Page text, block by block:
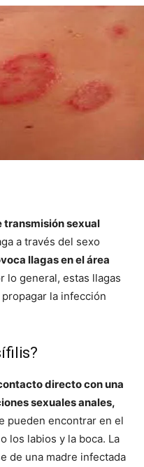
transmisión sexual
a través del sexo
llagas en el área
lo general, estas llagas
la infección
directo con una
sexuales anales,
pueden encontrar en el
los labios y la boca. La
de una madre infectada